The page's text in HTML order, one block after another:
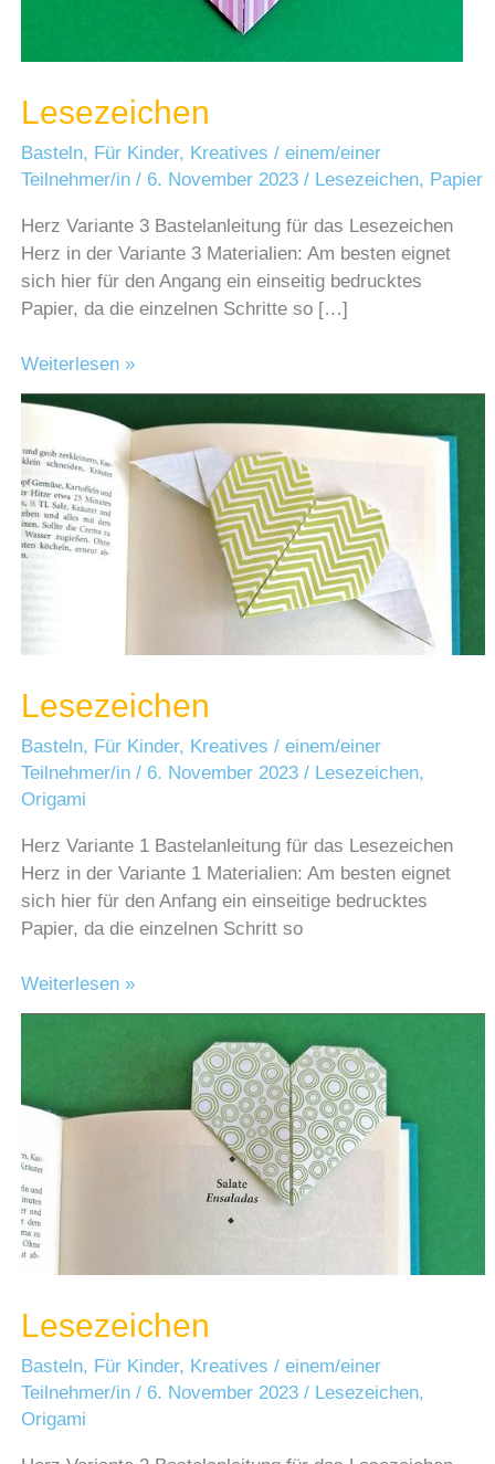
Lesezeichen
Basteln, Für Kinder, Kreatives /einem/einer
Teilnehmer/in/ 6. November 2023/ Lesezeichen, Papier
Herz Variante 3 Bastelanleitung für das Lesezeichen
Herz in der Variante 3 Materialien: Am besten eignet
sich hier für den Angang ein einseitig bedrucktes
Papier, da die einzelnen Schritte so […]
Lesezeichen
Weiterlesen »
Lesezeichen
Basteln, Für Kinder, Kreatives /einem/einer
Teilnehmer/in/ 6. November 2023/ Lesezeichen,
Origami
Herz Variante 1 Bastelanleitung für das Lesezeichen
Herz in der Variante 1 Materialien: Am besten eignet
sich hier für den Anfang ein einseitige bedrucktes
Papier, da die einzelnen Schritt so
Lesezeichen
Weiterlesen »
Lesezeichen
Basteln, Für Kinder, Kreatives /einem/einer
Teilnehmer/in/ 6. November 2023/ Lesezeichen,
Origami